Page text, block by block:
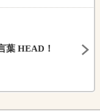
葉 HEAD！